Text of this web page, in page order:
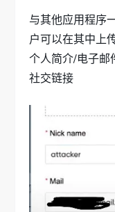
与其他应用程序
户可以在其中上
个人简介/电子邮
社交链接